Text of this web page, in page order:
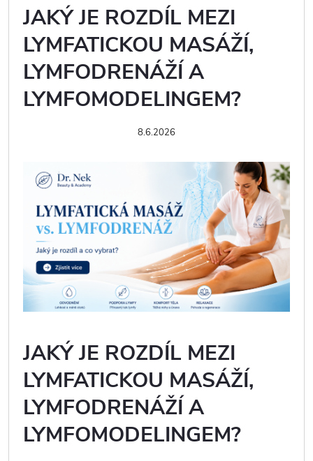
JAKÝ JE ROZDÍL MEZI
LYMFATICKOU MASÁŽÍ,
LYMFODRENÁŽÍ A
LYMFOMODELINGEM?
8.6.2026
JAKÝ JE ROZDÍL MEZI
LYMFATICKOU MASÁŽÍ,
LYMFODRENÁŽÍ A
LYMFOMODELINGEM?